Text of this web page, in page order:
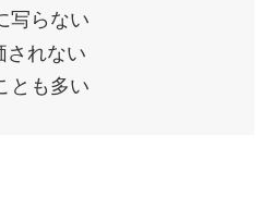
写らない
されない
とも多い